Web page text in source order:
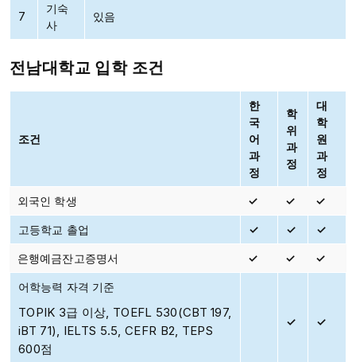
7
기숙
사
있음
전남대학교 입학 조건
조건
한
국
어
과
정
학
위
과
정
대
학
원
과
정
외국인 학생 ✓ ✓ ✓
고등학교 촐업 ✓ ✓ ✓
은행예금잔고증명서 ✓ ✓ ✓
어학능력 자격 기준
TOPIK 3급 이상, TOEFL 530(CBT 197,
iBT 71), IELTS 5.5, CEFR B2, TEPS
600점
✓ ✓